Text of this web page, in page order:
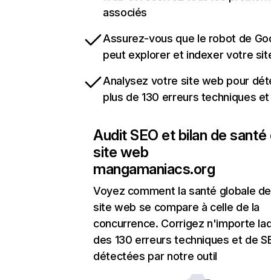
associés
Assurez-vous que le robot de
peut explorer et indexer votre
Analysez votre site web pour
plus de 130 erreurs techniques et
Audit SEO et bilan de santé
site web
mangamaniacs.org
Voyez comment la santé globale
site web se compare à celle de la
concurrence. Corrigez n'importe
des 130 erreurs techniques et de
détectées par notre outil